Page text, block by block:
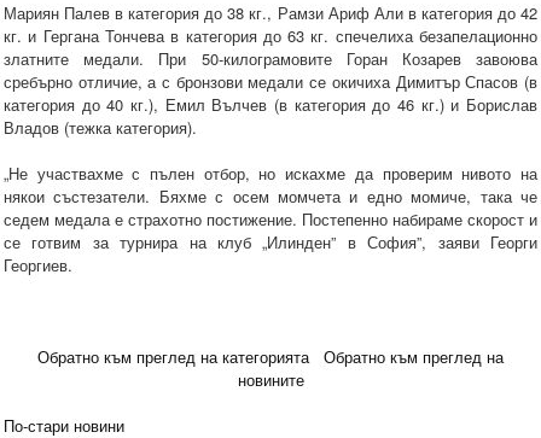
Мариян Палев в категория до 38 кг., Рамзи Ариф Али в категория до 42
кг. и Гергана Тончева в категория до 63 кг. спечелиха безапелационно
златните медали. При 50-килограмовите Горан Козарев завоюва
сребърно отличие, а с бронзови медали се окичиха Димитър Спасов (в
категория до 40 кг.), Емил Вълчев (в категория до 46 кг.) и Борислав
Владов (тежка категория).
„Не участвахме с пълен отбор, но искахме да проверим нивото на
някои състезатели. Бяхме с осем момчета и едно момиче, така че
седем медала е страхотно постижение. Постепенно набираме скорост и
се готвим за турнира на клуб „Илинден” в София”, заяви Георги
Георгиев.
Обратно към преглед на категорията
Обратно към преглед на
новините
По-стари новини